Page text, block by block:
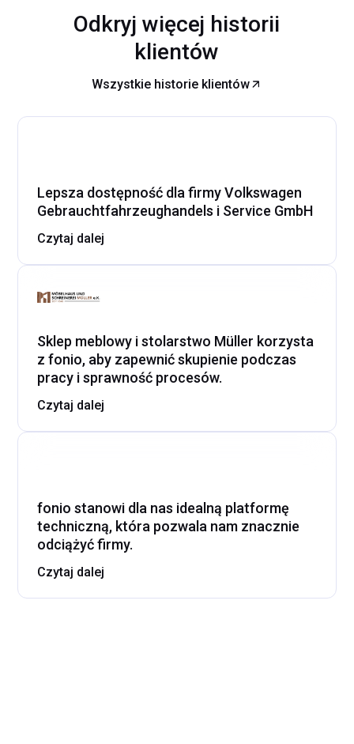
Odkryj więcej historii
klientów
Wszystkie historie klientów
Lepsza dostępność dla firmy Volkswagen
Gebrauchtfahrzeughandels i Service GmbH
Czytaj dalej
Sklep meblowy i stolarstwo Müller korzysta
z fonio, aby zapewnić skupienie podczas
pracy i sprawność procesów.
Czytaj dalej
fonio stanowi dla nas idealną platformę
techniczną, która pozwala nam znacznie
odciążyć firmy.
Czytaj dalej